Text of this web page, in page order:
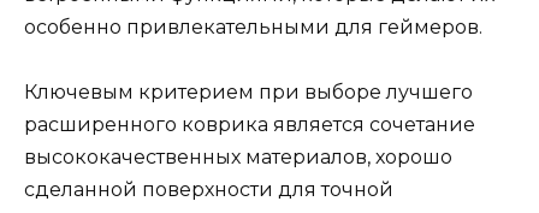
особенно привлекательными для геймеров.
Ключевым критерием при выборе лучшего
расширенного коврика является сочетание
высококачественных материалов, хорошо
сделанной поверхности для точной